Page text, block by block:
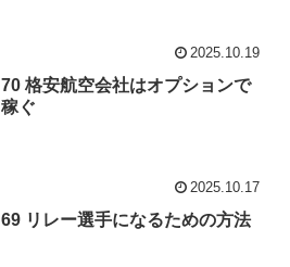
2025.10.19
70 格安航空会社はオプションで
稼ぐ
2025.10.17
69 リレー選手になるための方法